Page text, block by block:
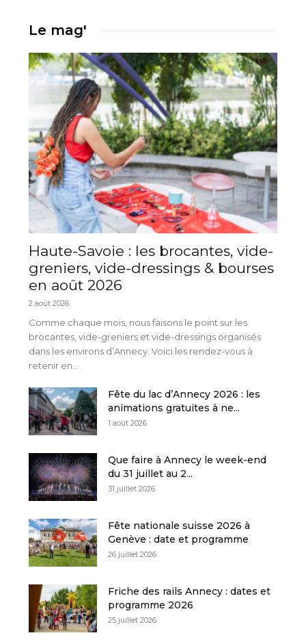
Le mag'
Haute-Savoie : les brocantes, vide-
greniers, vide-dressings & bourses
en août 2026
2 août 2026
Comme chaque mois, nous faisons le point sur les
brocantes, vide-greniers et vide-dressings organisés
dans les environs d’Annecy. Voici les rendez-vous à
retenir en...
Fête du lac d’Annecy 2026 : les
animations gratuites à ne...
1 août 2026
Que faire à Annecy le week-end
du 31 juillet au 2...
31 juillet 2026
Fête nationale suisse 2026 à
Genève : date et programme
26 juillet 2026
Friche des rails Annecy : dates et
programme 2026
25 juillet 2026